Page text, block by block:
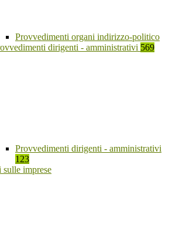
Provvedimenti organi indirizzo-politico
dirigenti - amministrativi 569
Provvedimenti dirigenti - amministrativi
123
imprese